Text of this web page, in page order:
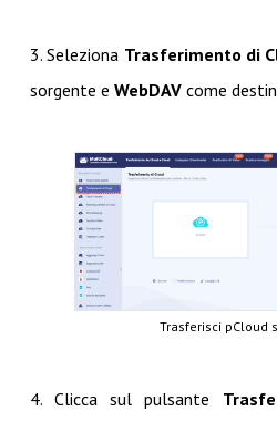
3. Seleziona Trasferimento di
sorgente e WebDAVcome
Trasferisci pCloud
4. Clicca sul pulsante